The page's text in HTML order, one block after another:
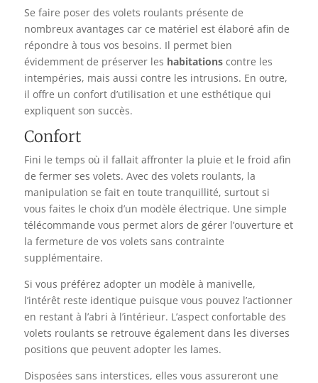
Se faire poser des volets roulants présente de
nombreux avantages car ce matériel est élaboré afin de
répondre à tous vos besoins. Il permet bien
évidemment de préserver les habitationscontre les
intempéries, mais aussi contre les intrusions. En outre,
il offre un confort d’utilisation et une esthétique qui
expliquent son succès.
Confort
Fini le temps où il fallait affronter la pluie et le froid afin
de fermer ses volets. Avec des volets roulants, la
manipulation se fait en toute tranquillité, surtout si
vous faites le choix d’un modèle électrique. Une simple
télécommande vous permet alors de gérer l’ouverture et
la fermeture de vos volets sans contrainte
supplémentaire.
Si vous préférez adopter un modèle à manivelle,
l’intérêt reste identique puisque vous pouvez l’actionner
en restant à l’abri à l’intérieur. L’aspect confortable des
volets roulants se retrouve également dans les diverses
positions que peuvent adopter les lames.
Disposées sans interstices, elles vous assureront une